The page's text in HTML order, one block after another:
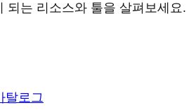
되는 리소스와 툴을 살펴보세요.
탈로그